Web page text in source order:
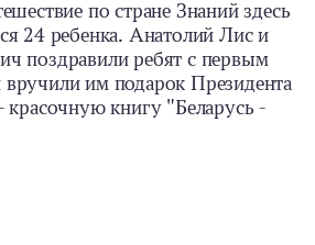
по стране Знаний здесь
24 ребенка. Анатолий Лис и
поздравили ребят с первым
им подарок Президента
красочную книгу "Беларусь -